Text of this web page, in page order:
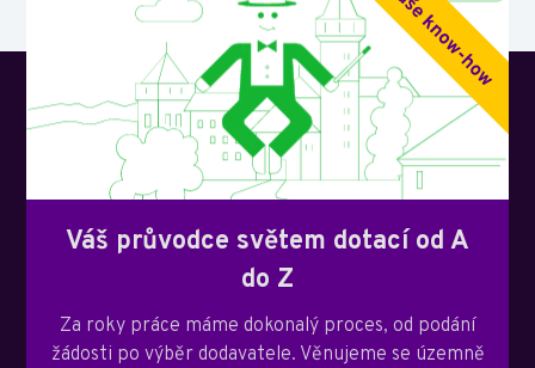
Váš průvodce světem dotací od A
do Z
Za roky práce máme dokonalý proces, od podání
žádosti po výběr dodavatele. Věnujeme se územně